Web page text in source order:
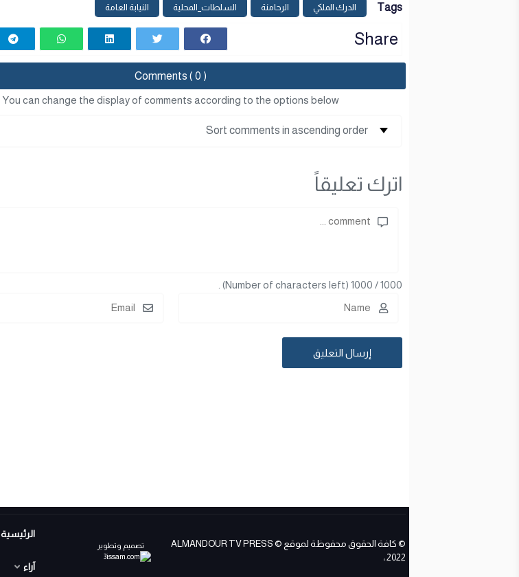
Tags الدرك الملكي الرحامنة السلطات_المحلية النيابة العامة
Share
Comments ( 0 )
You can change the display of comments according to the options below
اترك تعليقاً
1000
/
1000
(Number of characters left) .
© كافة الحقوق محفوظة لموقع ALMANDOUR TV PRESS ©
2022 ،
تصميم وتطوير
الرئيسية
آراء